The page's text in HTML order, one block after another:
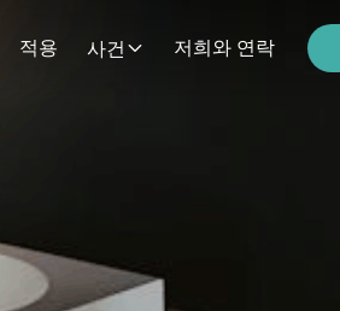
적용 사건 저희와 연락